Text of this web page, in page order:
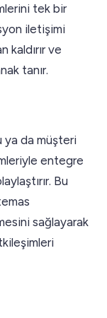
tek bir
iletişimi
kaldırır ve
tanır.
ya da müşteri
entegre
Bu
sağlayarak